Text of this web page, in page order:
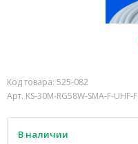
Код товара: 525-082
Арт. KS-30M-RG58W-SMA-F-UHF-F
В наличии